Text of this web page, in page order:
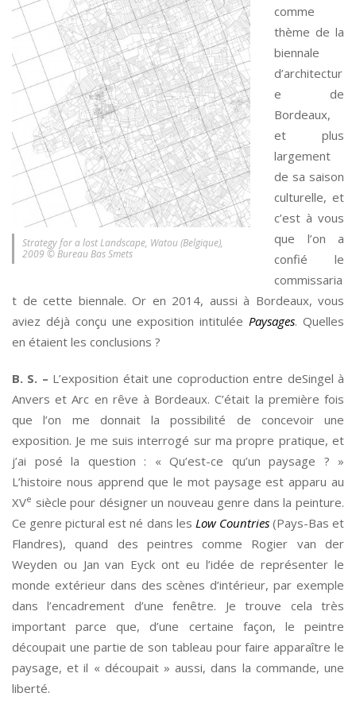
Strategy for a lost Landscape, Watou (Belgique),
2009 © Bureau Bas Smets
comme
thème de la
biennale
d’architectur
e de
Bordeaux,
et plus
largement
de sa saison
culturelle, et
c’est à vous
que l’on a
confié le
commissaria
t de cette biennale. Or en 2014, aussi à Bordeaux, vous
aviez déjà conçu une exposition intitulée Paysages. Quelles
en étaient les conclusions ?
B. S. – L’exposition était une coproduction entre deSingel à
Anvers et Arc en rêve à Bordeaux. C’était la première fois
que l’on me donnait la possibilité de concevoir une
exposition. Je me suis interrogé sur ma propre pratique, et
j’ai posé la question : « Qu’est-ce qu’un paysage ? »
L’histoire nous apprend que le mot paysage est apparu au
XVe siècle pour désigner un nouveau genre dans la peinture.
Ce genre pictural est né dans les Low Countries(Pays-Bas et
Flandres), quand des peintres comme Rogier van der
Weyden ou Jan van Eyck ont eu l’idée de représenter le
monde extérieur dans des scènes d’intérieur, par exemple
dans l’encadrement d’une fenêtre. Je trouve cela très
important parce que, d’une certaine façon, le peintre
découpait une partie de son tableau pour faire apparaître le
paysage, et il « découpait » aussi, dans la commande, une
liberté.